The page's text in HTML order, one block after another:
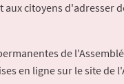
citoyens d'adresser
de
en ligne sur le site